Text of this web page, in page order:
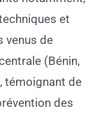
et
venus de
(Bénin,
témoignant de
des